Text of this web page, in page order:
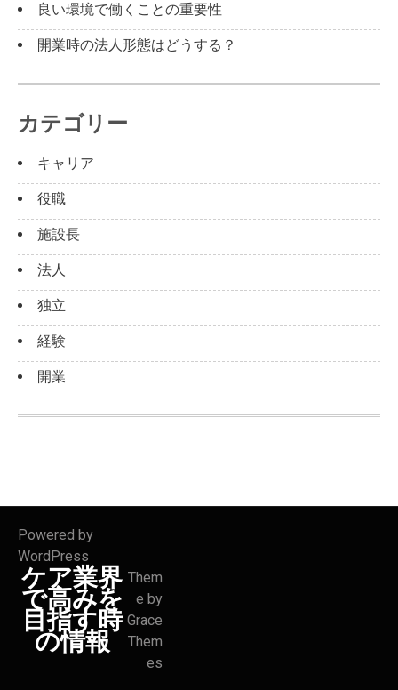
良い環境で働くことの重要性
開業時の法人形態はどうする？
カテゴリー
キャリア
役職
施設長
法人
独立
経験
開業
Powered by
WordPress
ケア業界
で高みを
目指す時
の情報
Them
e by
Grace
Them
es